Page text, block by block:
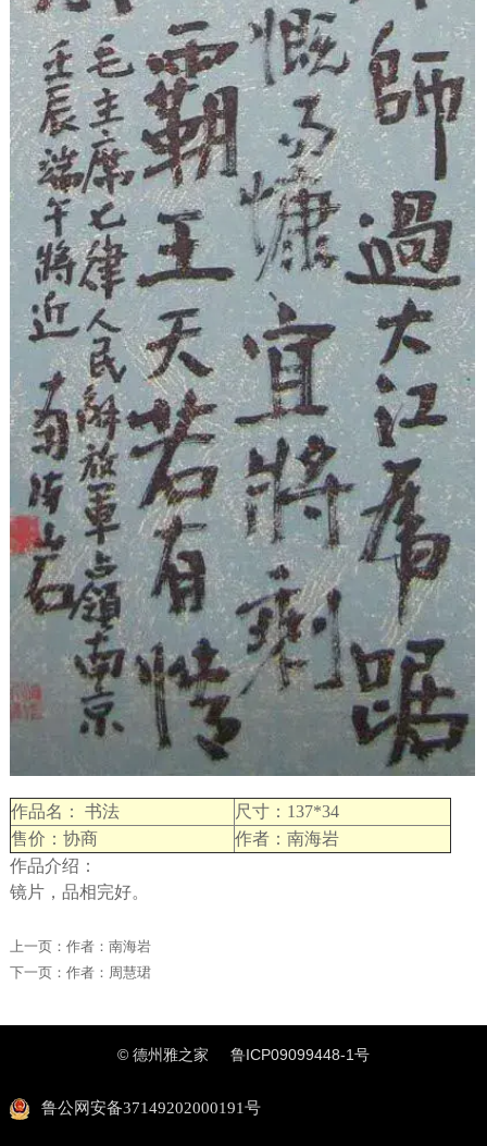
作品名： 书法
尺寸：137*34
售价：协商
作者：南海岩
作品介绍：
镜片，品相完好。
上一页： 作者：南海岩
下一页： 作者：周慧珺
© 德州雅之家 鲁ICP09099448-1号
鲁公网安备37149202000191号